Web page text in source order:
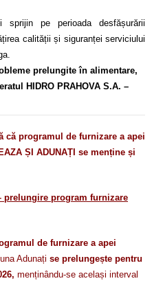
pe perioada desfășurării
calității și siguranței serviciului
prelungite în alimentare,
HIDRO PRAHOVA S.A. –
că programul de furnizare a apei
ȘI ADUNAȚI se menține și
prelungire program furnizare
de furnizare a apei
Adunați se prelungește pentru
menținându-se același interval